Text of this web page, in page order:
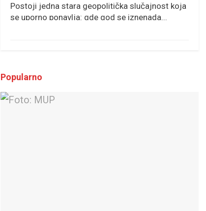
Postoji jedna stara geopolitička slučajnost koja
se uporno ponavlja: gde god se iznenada...
Popularno